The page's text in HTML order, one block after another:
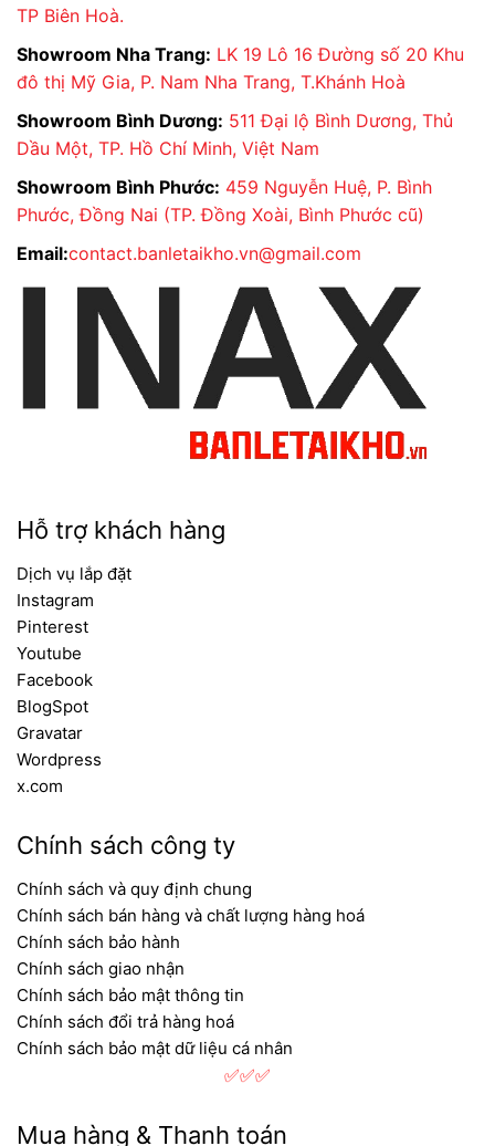
TP Biên Hoà.
Showroom Nha Trang: LK 19 Lô 16 Đường số 20 Khu
đô thị Mỹ Gia, P. Nam Nha Trang, T.Khánh Hoà
Showroom Bình Dương: 511 Đại lộ Bình Dương, Thủ
Dầu Một, TP. Hồ Chí Minh, Việt Nam
Showroom Bình Phước: 459 Nguyễn Huệ, P. Bình
Phước, Đồng Nai (TP. Đồng Xoài, Bình Phước cũ)
Email:contact.banletaikho.vn@gmail.com
Hỗ trợ khách hàng
Dịch vụ lắp đặt
Instagram
Pinterest
Youtube
Facebook
BlogSpot
Gravatar
Wordpress
x.com
Chính sách công ty
Chính sách và quy định chung
Chính sách bán hàng và chất lượng hàng hoá
Chính sách bảo hành
Chính sách giao nhận
Chính sách bảo mật thông tin
Chính sách đổi trả hàng hoá
Chính sách bảo mật dữ liệu cá nhân
✅✅✅
Mua hàng & Thanh toán